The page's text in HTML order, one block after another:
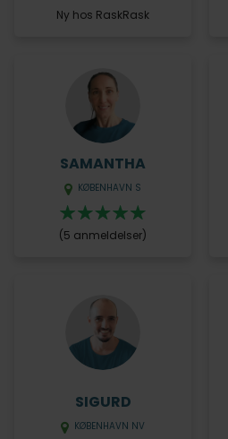
Ny hos RaskRask
SAMANTHA
KØBENHAVN S
(5 anmeldelser)
SIGURD
KØBENHAVN NV